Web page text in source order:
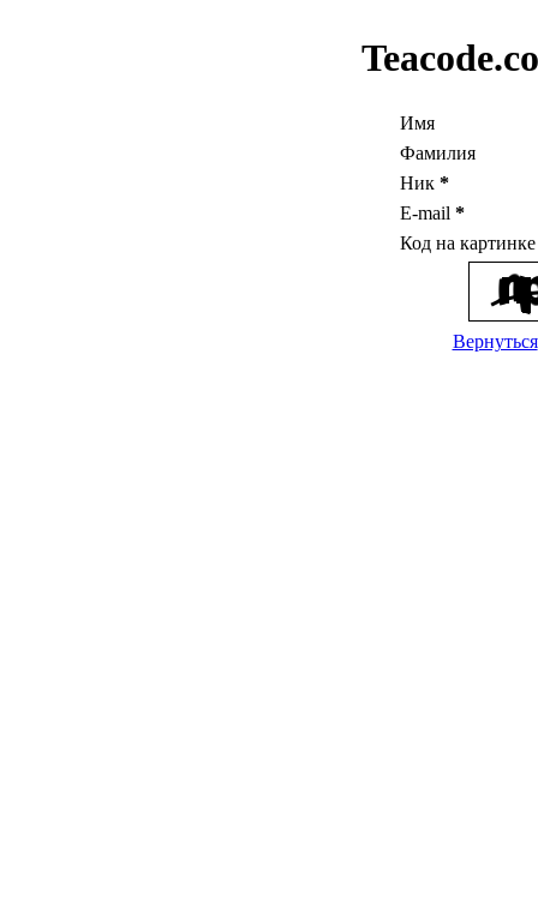
Имя
Фамилия
Ник *
E-mail *
Код на
Вернуться